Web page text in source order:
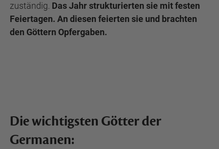
zuständig. Das Jahr strukturierten sie mit festen
Feiertagen. An diesen feierten sie und brachten
den Göttern Opfergaben.
Die wichtigsten Götter der
Germanen: